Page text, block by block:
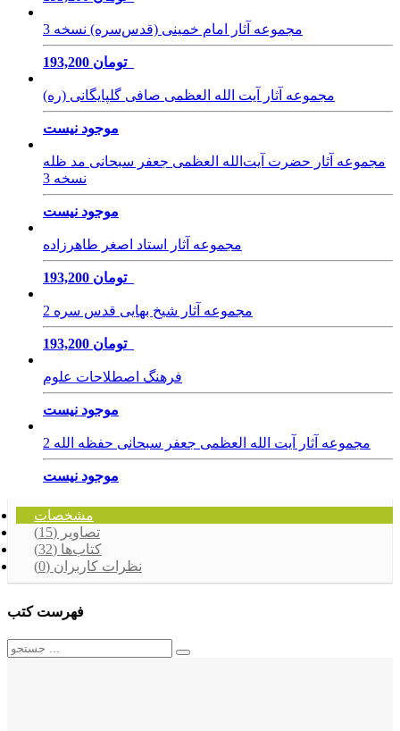
مجموعه آثار امام خمینی (‌قدس‌سره) نسخه 3
193,200 تومان
مجموعه آثار آیت الله العظمی صافی گلپایگانی (ره)
موجود نیست
مجموعه آثار حضرت آیت‌الله العظمی جعفر سبحانی مد ظله
نسخه 3
موجود نیست
مجموعه آثار استاد اصغر طاهرزاده
193,200 تومان
مجموعه آثار شیخ بهایی قدس سره 2
193,200 تومان
فرهنگ اصطلاحات علوم
موجود نیست
مجموعه آثار آیت الله العظمی جعفر سبحانی حفظه الله 2
موجود نیست
مشخصات
تصاویر (15)
کتاب‌ها (32)
نظرات کاربران (0)
فهرست کتب